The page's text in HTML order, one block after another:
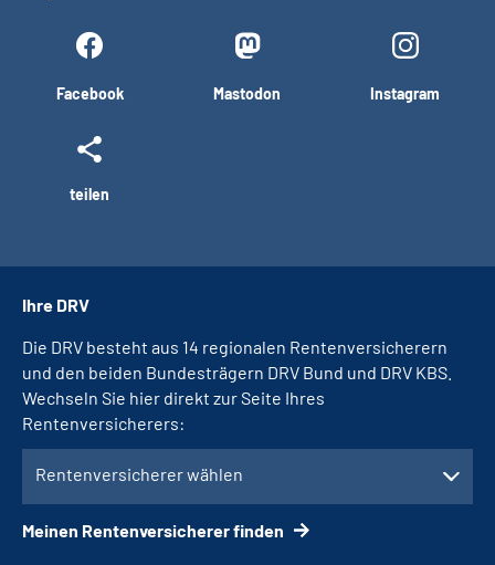
Facebook Mastodon Instagram
teilen
Ihre DRV
Die DRV besteht aus 14 regionalen Rentenversicherern
und den beiden Bundesträgern DRV Bund und DRV KBS.
Wechseln Sie hier direkt zur Seite Ihres
Rentenversicherers:
Rentenversicherer wählen
Meinen Rentenversicherer finden